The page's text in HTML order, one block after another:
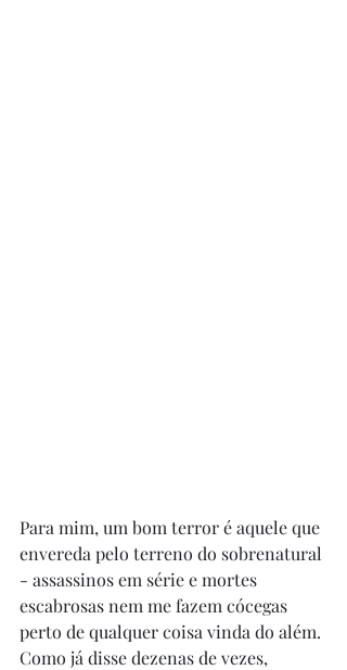
Para mim, um bom terror é aquele que
envereda pelo terreno do sobrenatural
- assassinos em série e mortes
escabrosas nem me fazem cócegas
perto de qualquer coisa vinda do além.
Como já disse dezenas de vezes,